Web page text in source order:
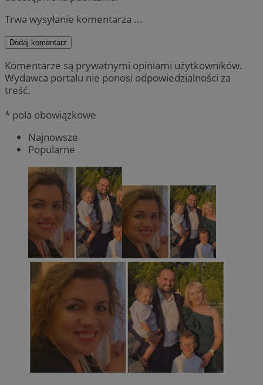
Trwa wysyłanie komentarza ...
Dodaj komentarz
Komentarze są prywatnymi opiniami użytkowników.
Wydawca portalu nie ponosi odpowiedzialności za
treść.
* pola obowiązkowe
Najnowsze
Popularne